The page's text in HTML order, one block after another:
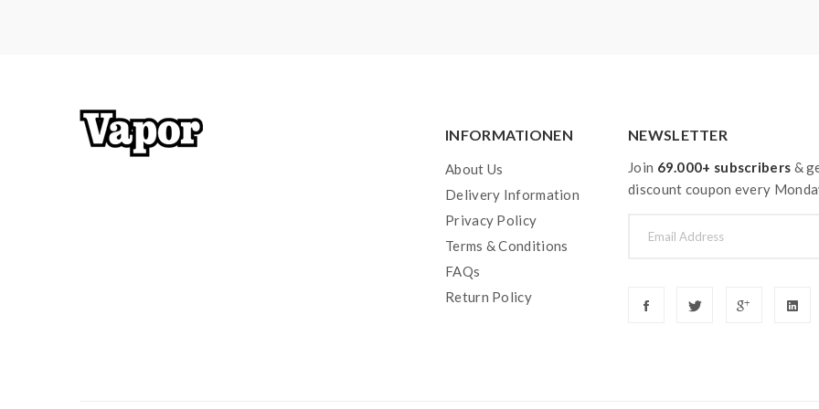
INFORMATIONEN
About Us
Delivery Information
Privacy Policy
Terms & Conditions
FAQs
Return Policy
NEWSLETTER
Join 69.000+ subscribers &
discount coupon every